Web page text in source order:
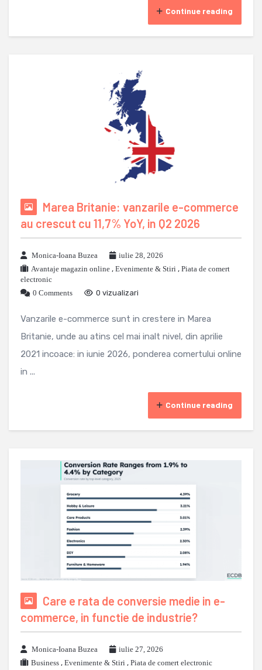
Continue reading
Marea Britanie: vanzarile e-commerce
au crescut cu 11,7% YoY, in Q2 2026
Monica-Ioana Buzea
iulie 28, 2026
Avantaje magazin online , Evenimente & Stiri , Piata de comert
electronic
0 Comments
0 vizualizari
Vanzarile e-commerce sunt in crestere in Marea
Britanie, unde au atins cel mai inalt nivel, din aprilie
2021 incoace: in iunie 2026, ponderea comertului online
in ...
Continue reading
Care e rata de conversie medie in e-
commerce, in functie de industrie?
Monica-Ioana Buzea
iulie 27, 2026
Business , Evenimente & Stiri , Piata de comert electronic